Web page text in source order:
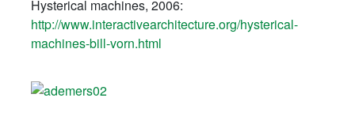
Hysterical machines, 2006:
http://www.interactivearchitecture.org/hysterical-
machines-bill-vorn.html